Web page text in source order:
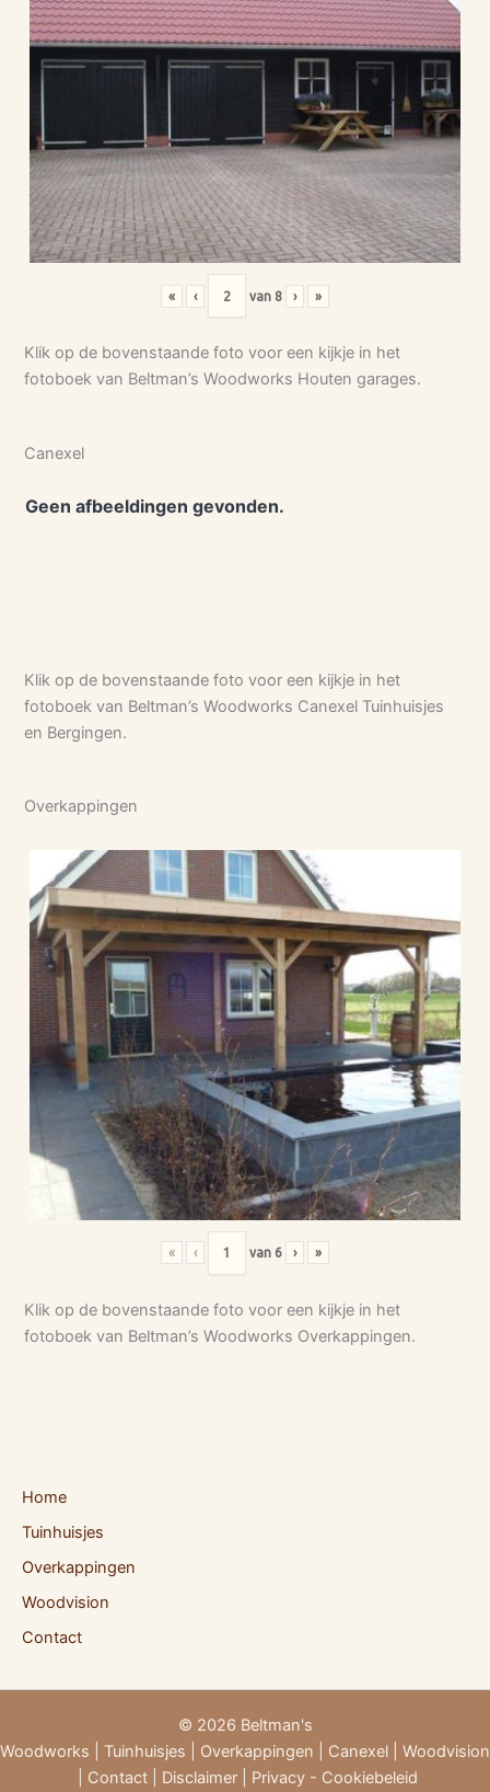
Home
Tuinhuisjes
Overkappingen
Woodvision
Contact
« ‹ van 8 › »
Klik op de bovenstaande foto voor een kijkje in het
fotoboek van Beltman’s Woodworks Houten garages.
Canexel
Geen afbeeldingen gevonden.
Klik op de bovenstaande foto voor een kijkje in het
fotoboek van Beltman’s Woodworks Canexel Tuinhuisjes
en Bergingen.
Overkappingen
« ‹ van 6 › »
Klik op de bovenstaande foto voor een kijkje in het
fotoboek van Beltman’s Woodworks Overkappingen.
© 2026 Beltman's
Woodworks
Tuinhuisjes Overkappingen Canexel
Woodvision
Contact| Disclaimer| Privacy - Cookiebeleid